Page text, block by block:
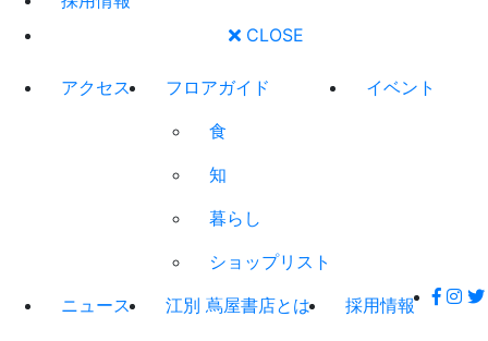
CLOSE
アクセス
フロアガイド
食
知
暮らし
ショップリスト
イベント
ニュース 江別 蔦屋書店とは 採用情報